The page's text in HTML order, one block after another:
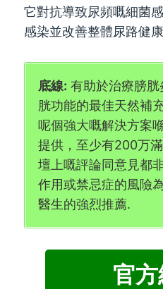
它對抗導致尿頻嘅細菌
感染並改善整體尿路健
底線: 有助於治療膀
胱功能的最佳天然補
呢個強大嘅解決方案
提供，至少有200万
壇上嘅評論同意見都
作用或禁忌症的風險
醫生的強烈推薦.
官